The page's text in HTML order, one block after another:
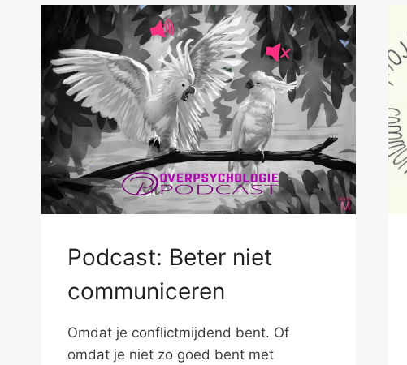
Podcast: Beter niet
communiceren
Omdat je conflictmijdend bent. Of
omdat je niet zo goed bent met